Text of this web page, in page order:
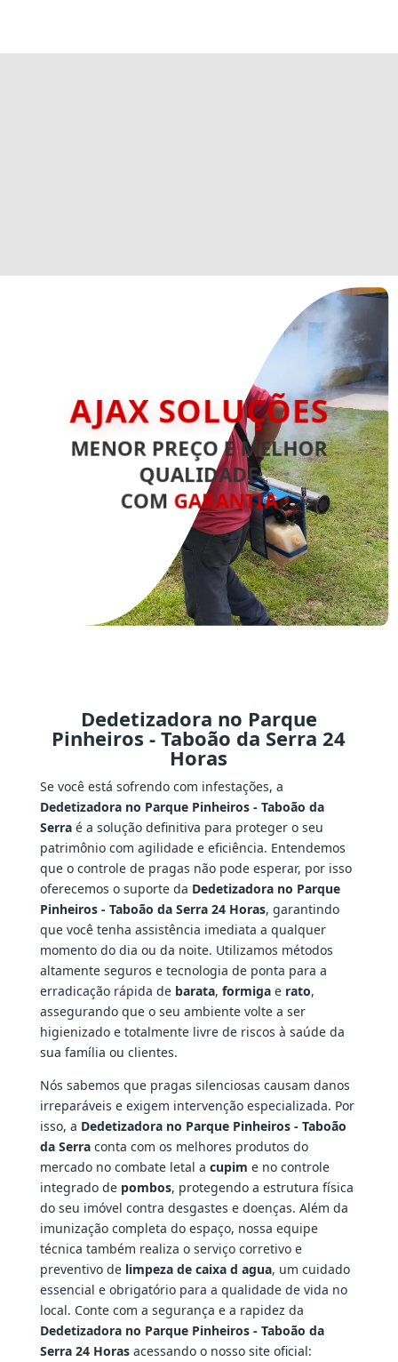
AJAX SOLUÇÕES
MENOR PREÇO E MELHOR
QUALIDADE
COM GARANTIA
Dedetizadora no Parque
Pinheiros - Taboão da Serra 24
Horas
Se você está sofrendo com infestações, a
Dedetizadora no Parque Pinheiros - Taboão da
Serraé a solução definitiva para proteger o seu
patrimônio com agilidade e eficiência. Entendemos
que o controle de pragas não pode esperar, por isso
oferecemos o suporte da Dedetizadora no Parque
Pinheiros - Taboão da Serra 24 Horas, garantindo
que você tenha assistência imediata a qualquer
momento do dia ou da noite. Utilizamos métodos
altamente seguros e tecnologia de ponta para a
erradicação rápida de barata, formigae rato,
assegurando que o seu ambiente volte a ser
higienizado e totalmente livre de riscos à saúde da
sua família ou clientes.
Nós sabemos que pragas silenciosas causam danos
irreparáveis e exigem intervenção especializada. Por
isso, a Dedetizadora no Parque Pinheiros - Taboão
da Serraconta com os melhores produtos do
mercado no combate letal a cupim e no controle
integrado de pombos, protegendo a estrutura física
do seu imóvel contra desgastes e doenças. Além da
imunização completa do espaço, nossa equipe
técnica também realiza o serviço corretivo e
preventivo de limpeza de caixa d agua, um cuidado
essencial e obrigatório para a qualidade de vida no
local. Conte com a segurança e a rapidez da
Dedetizadora no Parque Pinheiros - Taboão da
Serra 24 Horasacessando o nosso site oficial: